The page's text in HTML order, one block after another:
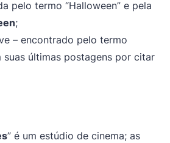
pelo termo “Halloween” e pela
;
– encontrado pelo termo
suas últimas postagens por citar
” é um estúdio de cinema; as